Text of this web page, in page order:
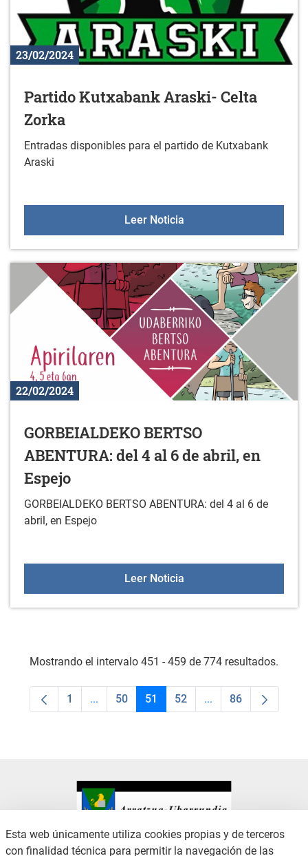
23/02/2024
Partido Kutxabank Araski- Celta
Zorka
Entradas disponibles para el partido de Kutxabank
Araski
Leer NoticiaPartido Kutxabank
22/02/2024
GORBEIALDEKO BERTSO
ABENTURA: del 4 al 6 de abril, en
Espejo
GORBEIALDEKO BERTSO ABENTURA: del 4 al 6 de
abril, en Espejo
Leer NoticiaGORBEIALDEKO
Mostrando el intervalo 451 - 459 de 774 resultados.
Página
1 ...Páginas intermedias Use TAB para
Página
50 Página
51 Página
52 ...PáginasPágina
86
Esta web únicamente utiliza cookies propias y de terceros
con finalidad técnica para permitir la navegación de las